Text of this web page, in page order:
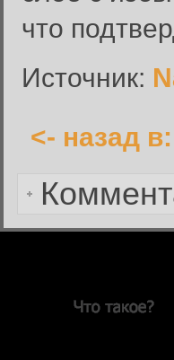
что
Источник:
<- назад
введенному
Сбросить пароль